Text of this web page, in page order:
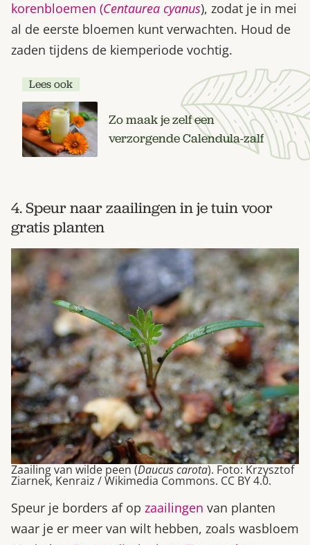
korenbloemen (Centaurea cyanus), zodat je in mei
al de eerste bloemen kunt verwachten. Houd de
zaden tijdens de kiemperiode vochtig.
Lees ook
Zo maak je zelf een
verzorgende Calendula-zalf
4. Speur naar zaailingen in je tuin voor
gratis planten
Zaailing van wilde peen (Daucus carota). Foto: Krzysztof
Ziarnek, Kenraiz / Wikimedia Commons. CC BY 4.0.
Speur je borders af op zaailingen van planten
waar je er meer van wilt hebben, zoals wasbloem